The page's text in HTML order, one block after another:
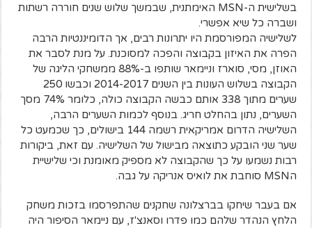
בשלישית ה-MSN האימתנית, שבמשך שלוש שנים חוררה רשתות
ושברה כל שיא אפשרי.
לשלישיה המפורסמת היו יתרונות רבים, אך הדומיננטיות הרבה
הפרה את האיזון בקבוצה והפכה למסוכנת. על מנת לסבר את
האוזן, מסי, סוארז וניימאר שותפו ב-88% ממשחקי הליגה של
הקבוצה בשלוש העונות בין השנים 2014-2017 וכבשו 250
שערים מתוך 338 אותם כבשה הקבוצה כולה, כלומר 74% מסך
השערים, נתון בהחלט חריג. בנוסף לכמות השערים הרבה,
השלישיה הדרום אמריקאית רשמה 144 בישולים, כך שכמעט כל
שער שני הובקע כתוצאה מבישול של השלישיה. עם זאת, ביקורות
רבות נשמעו על כך שהקבוצה לא מספיק מאומנת וכי שלישיית
הMSN סוחבת את לואיס אנריקה על גבה.
אם בעבר שיחקו בברצלונה שחקנים שהתפרסמו בזכות משחק
הלחץ הנהדר שלהם כמו פדרו וסאנצ'ז, עם ניימאר הסיפור היה